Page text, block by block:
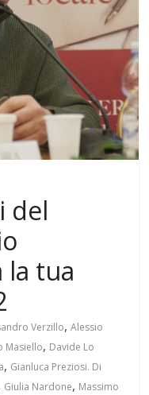
del
la tua
Verzillo,Alessio
Masiello, Davide Lo
, Gianluca Preziosi. Di
Giulia Nardone, Massimo